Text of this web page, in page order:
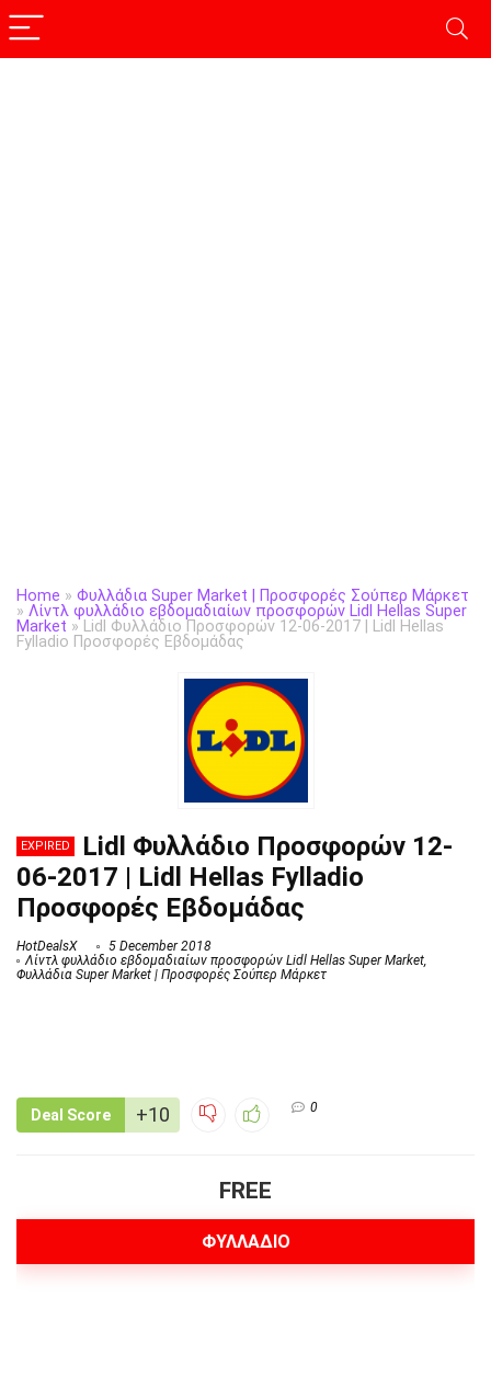
Home » Φυλλάδια Super Market | Προσφορές Σούπερ Μάρκετ
» Λίντλ φυλλάδιο εβδομαδιαίων προσφορών Lidl Hellas Super
Market » Lidl Φυλλάδιο Προσφορών 12-06-2017 | Lidl Hellas
Fylladio Προσφορές Εβδομάδας
EXPIRED
Lidl Φυλλάδιο Προσφορών 12-
06-2017 | Lidl Hellas Fylladio
Προσφορές Εβδομάδας
HotDealsX
5 December 2018
Λίντλ φυλλάδιο εβδομαδιαίων προσφορών Lidl Hellas Super Market,
Φυλλάδια Super Market | Προσφορές Σούπερ Μάρκετ
Deal Score +10 0
FREE
ΦΥΛΛΑΔΙΟ